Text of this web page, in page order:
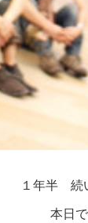
１年半 続
本日